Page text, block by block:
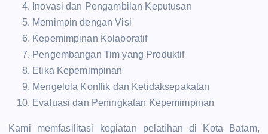
Inovasi dan Pengambilan Keputusan
Memimpin dengan Visi
Kepemimpinan Kolaboratif
Pengembangan Tim yang Produktif
Etika Kepemimpinan
Mengelola Konflik dan Ketidaksepakatan
Evaluasi dan Peningkatan Kepemimpinan
Kami memfasilitasi kegiatan pelatihan di Kota Batam,